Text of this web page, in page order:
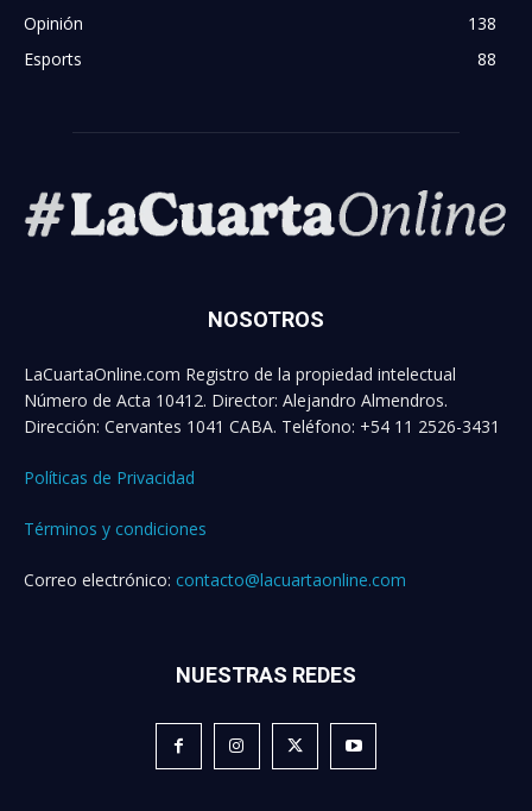
Opinión
138
Esports
88
NOSOTROS
LaCuartaOnline.com Registro de la propiedad intelectual
Número de Acta 10412. Director: Alejandro Almendros.
Dirección: Cervantes 1041 CABA. Teléfono: +54 11 2526-3431
Políticas de Privacidad
Términos y condiciones
Correo electrónico: contacto@lacuartaonline.com
NUESTRAS REDES